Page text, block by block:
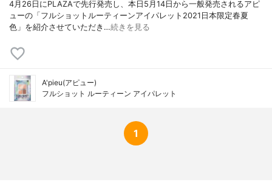
4月26日にPLAZAで先行発売し、本日5月14日から一般発売されるアピ
ューの「フルショットルーティーンアイパレット2021日本限定春夏
色」を紹介させていただき…続きを見る
A'pieu(アピュー)
フルショット ルーティーン アイパレット
1